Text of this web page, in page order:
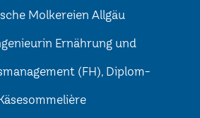
Molkereien Allgäu
Ernährung und
(FH), Diplom-